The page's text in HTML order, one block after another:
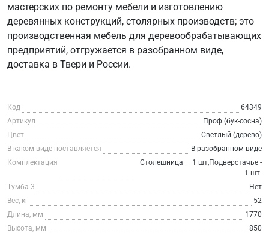
мастерских по ремонту мебели и изготовлению
деревянных конструкций, столярных производств; это
производственная мебель для деревообрабатывающих
предприятий, отгружается в разобранном виде,
доставка в Твери и России.
Код
64349
Артикул
Проф (бук-сосна)
Цвет
Светлый (дерево)
В каком виде поставляется
В разобранном виде
Комплектация
Столешница — 1 шт,Подверстачье -
1 шт.
Тумба 3
Нет
Вес, кг
52
Длина, мм
1770
Высота, мм
850